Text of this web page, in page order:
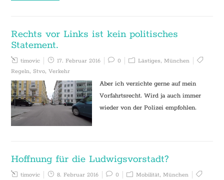
Rechts vor Links ist kein politisches
Statement.
timovic 17. Februar 2016 0 Lästiges,München
Regeln, Stvo,Verkehr
Aber ich verzichte gerne auf mein
Vorfahrtsrecht. Wird ja auch immer
wieder von der Polizei empfohlen.
Hoffnung für die Ludwigsvorstadt?
timovic 8. Februar 2016 0 Mobilität,München